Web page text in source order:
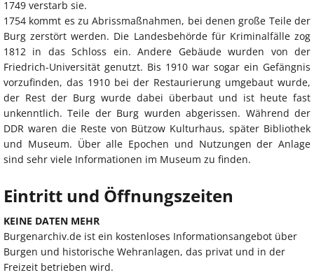
1749 verstarb sie.
1754 kommt es zu Abrissmaßnahmen, bei denen große Teile der
Burg zerstört werden. Die Landesbehörde für Kriminalfälle zog
1812 in das Schloss ein. Andere Gebäude wurden von der
Friedrich-Universität genutzt. Bis 1910 war sogar ein Gefängnis
vorzufinden, das 1910 bei der Restaurierung umgebaut wurde,
der Rest der Burg wurde dabei überbaut und ist heute fast
unkenntlich. Teile der Burg wurden abgerissen. Während der
DDR waren die Reste von Bützow Kulturhaus, später Bibliothek
und Museum. Über alle Epochen und Nutzungen der Anlage
sind sehr viele Informationen im Museum zu finden.
Eintritt und Öffnungszeiten
KEINE DATEN MEHR
Burgenarchiv.de ist ein kostenloses Informationsangebot über
Burgen und historische Wehranlagen, das privat und in der
Freizeit betrieben wird.